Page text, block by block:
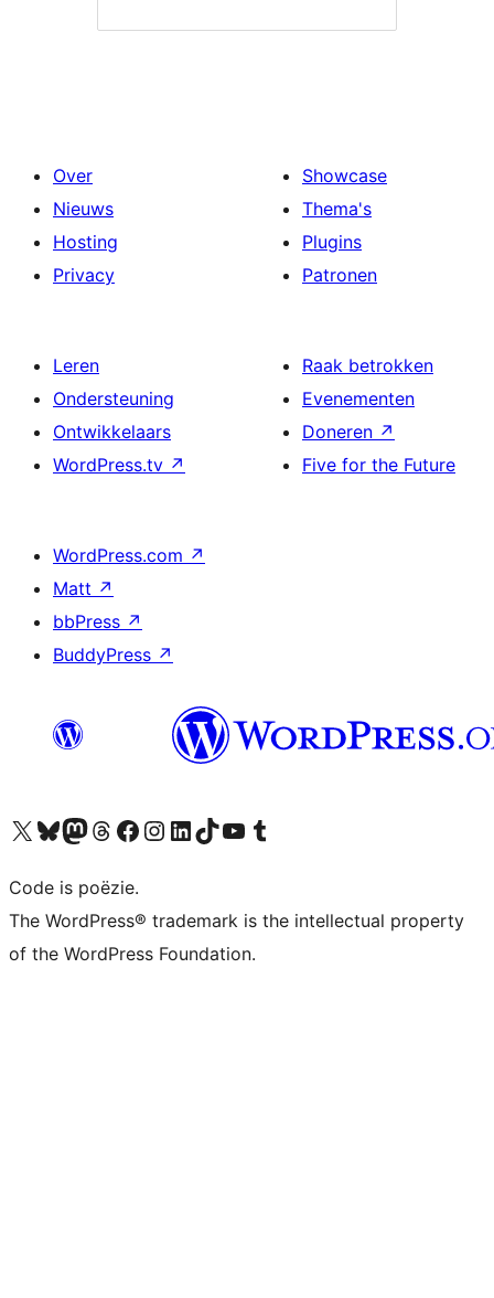
Over
Nieuws
Hosting
Privacy
Showcase
Thema's
Plugins
Patronen
Leren
Ondersteuning
Ontwikkelaars
WordPress.tv ↗
Raak betrokken
Evenementen
Doneren ↗
Five for the Future
WordPress.com ↗
Matt ↗
bbPress ↗
BuddyPress ↗
Bezoek ons X (voorheen Twitter) account
Bezoek ons Bluesky account
Bezoek ons Mastodon account
Bezoek ons Threads account
Onze Facebook pagina bezoeken
Bezoek ons Instagram account
Bezoek ons LinkedIn account
Bezoek ons TikTok account
Bezoek ons YouTube kanaalBezoek ons Tumblr account
Code is poëzie.
The WordPress® trademark is the intellectual property
of the WordPress Foundation.